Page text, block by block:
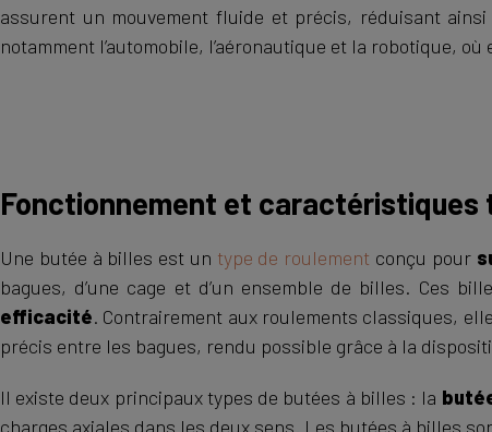
assurent un mouvement fluide et précis, réduisant
notamment l’automobile, l’aéronautique et la robotique,
Fonctionnement et caractéristiques
Une butée à billes est un type de roulement conçu pour
bagues, d’une cage et d’un ensemble de billes. Ces
efficacité. Contrairement aux roulements classiques,
précis entre les bagues, rendu possible grâce à la
Il existe deux principaux types de butées à billes : la
charges axiales dans les deux sens. Les butées à billes